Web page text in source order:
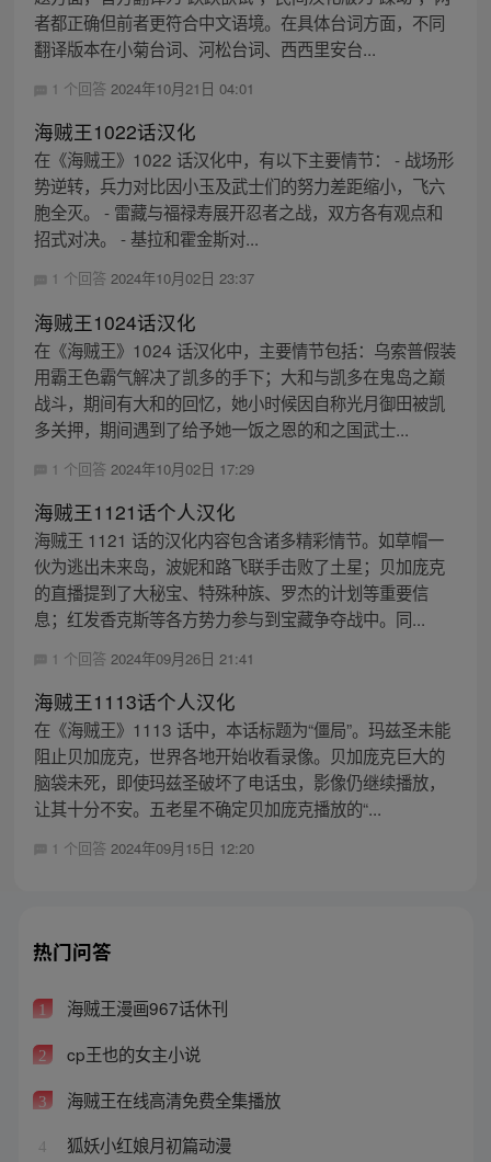
者都正确但前者更符合中文语境。在具体台词方面，不同
翻译版本在小菊台词、河松台词、西西里安台...
1 个回答 2024年10月21日 04:01
海贼王1022话汉化
在《海贼王》1022 话汉化中，有以下主要情节： - 战场形
势逆转，兵力对比因小玉及武士们的努力差距缩小，飞六
胞全灭。 - 雷藏与福禄寿展开忍者之战，双方各有观点和
招式对决。 - 基拉和霍金斯对...
1 个回答 2024年10月02日 23:37
海贼王1024话汉化
在《海贼王》1024 话汉化中，主要情节包括：乌索普假装
用霸王色霸气解决了凯多的手下；大和与凯多在鬼岛之巅
战斗，期间有大和的回忆，她小时候因自称光月御田被凯
多关押，期间遇到了给予她一饭之恩的和之国武士...
1 个回答 2024年10月02日 17:29
海贼王1121话个人汉化
海贼王 1121 话的汉化内容包含诸多精彩情节。如草帽一
伙为逃出未来岛，波妮和路飞联手击败了土星；贝加庞克
的直播提到了大秘宝、特殊种族、罗杰的计划等重要信
息；红发香克斯等各方势力参与到宝藏争夺战中。同...
1 个回答 2024年09月26日 21:41
海贼王1113话个人汉化
在《海贼王》1113 话中，本话标题为“僵局”。玛兹圣未能
阻止贝加庞克，世界各地开始收看录像。贝加庞克巨大的
脑袋未死，即使玛兹圣破坏了电话虫，影像仍继续播放，
让其十分不安。五老星不确定贝加庞克播放的“...
1 个回答 2024年09月15日 12:20
热门问答
1 海贼王漫画967话休刊
2 cp王也的女主小说
3 海贼王在线高清免费全集播放
4 狐妖小红娘月初篇动漫